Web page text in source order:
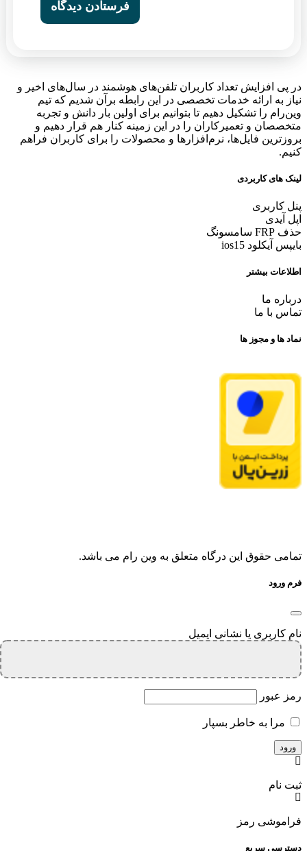
در پی افزایش تعداد کاربران تلفن‌های هوشمند در سال‌های اخیر و
نیاز به ارائه خدمات تخصصی در این رابطه برآن شدیم که تیم
وین‌رام را تشکیل دهیم تا بتوانیم برای اولین بار دانش و تجربه
متخصصان و تعمیرکاران را در این زمینه کنار هم قرار دهیم و
بروزترین فایل‌ها، نرم‌افزارها و محصولات را برای کاربران فراهم
کنیم.
لینک های کاربردی
پنل کاربری
اپل آیدی
حذف FRP سامسونگ
بایپس آیکلود ios15
اطلاعات بیشتر
درباره ما
تماس با ما
نماد ها و مجوز ها
تمامی حقوق این درگاه متعلق به وین رام می باشد.
فرم ورود
نام کاربری یا نشانی ایمیل
رمز عبور
مرا به خاطر بسپار
ثبت نام
فراموشی رمز
دسترسی سریع